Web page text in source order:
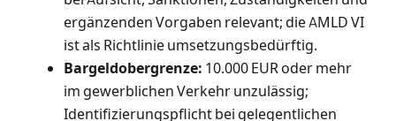
ergänzenden Vorgaben relevant; die AMLD VI
ist als Richtlinie umsetzungsbedürftig.
Bargeldobergrenze: 10.000 EUR oder mehr
im gewerblichen Verkehr unzulässig;
Identifizierungspflicht bei gelegentlichen